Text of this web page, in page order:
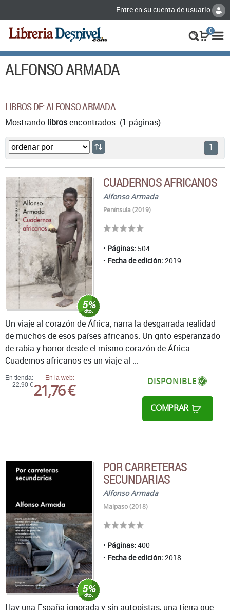
Entre en su cuenta de usuario
0
ALFONSO ARMADA
LIBROS DE: ALFONSO ARMADA
Mostrando librosencontrados. (1 páginas).
1
CUADERNOS AFRICANOS
Alfonso Armada
Península (2019)
Páginas: 504
Fecha de edición: 2019
En tienda:
22,90 €
En la web:
21,76 € DISPONIBLE
COMPRAR
Un viaje al corazón de África, narra la desgarrada realidad
de muchos de esos países africanos. Un grito esperanzado
de rabia y horror desde el mismo corazón de África.
Cuadernos africanos es un viaje al ...
POR CARRETERAS
SECUNDARIAS
Alfonso Armada
Malpaso (2018)
Páginas: 400
Fecha de edición: 2018
Hay una España ignorada y sin autopistas, una tierra que